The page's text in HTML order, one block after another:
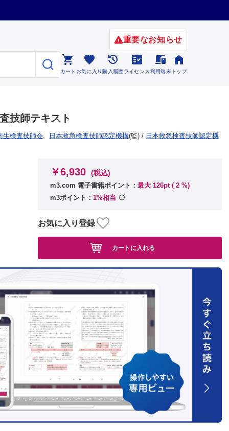
重要なお知らせ

カート

お気に入り

購入履歴

ライセンス

利用端末

トップ
技師テキスト
生検査技師会, 日本救急検査技師認定機構(監) / 日本救急検査技師認定機
￥6,930 (税込)
m3.com 電子書籍ポイント： 最大 126pt ( 2 %)
m3ポイント： 1%相当
お気に入り登録
カートに入れる